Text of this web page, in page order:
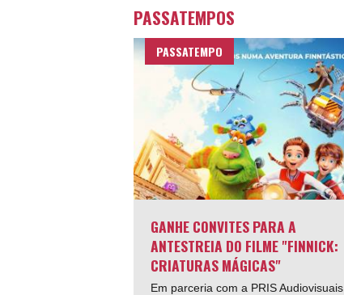
PASSATEMPOS
PASSATEMPO
GANHE CONVITES PARA A
ANTESTREIA DO FILME "FINNICK:
CRIATURAS MÁGICAS"
Em parceria com a PRIS Audiovisuais,